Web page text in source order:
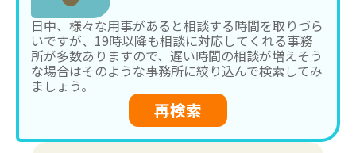
日中、様々な用事があると相談する時間を取りづら
いですが、19時以降も相談に対応してくれる事務
所が多数ありますので、遅い時間の相談が増えそう
な場合はそのような事務所に絞り込んで検索してみ
ましょう。
再検索